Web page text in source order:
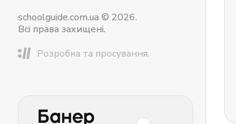
schoolguide.com.ua © 2026.
Всі права захищені.
Розробка та просування.